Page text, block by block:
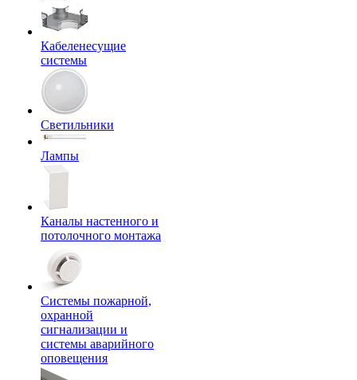
Кабеленесущие
системы
Светильники
Лампы
Каналы настенного и
потолочного монтажа
Системы пожарной,
охранной
сигнализации и
системы аварийного
оповещения